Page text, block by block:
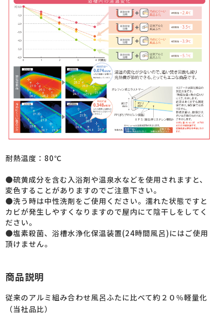
耐熱温度：80℃
●硫黄成分を含む入浴剤や温泉水などを使用されますと、
変色することがありますのでご注意下さい。
●洗う時は中性洗剤をご使用ください。濡れた状態ですと
カビが発生しやすくなりますので屋内にて陰干しをしてく
ださい。
●塩素殺菌、浴槽水浄化保温装置(24時間風呂)にはご使用
頂けません。
商品説明
従来のアルミ組み合わせ風呂ふたに比べて約２０％軽量化
（当社品比）